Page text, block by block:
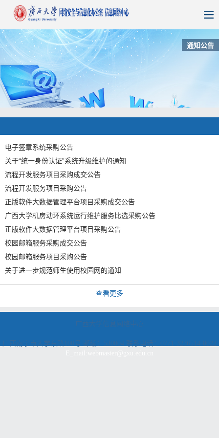
通知公告
电子签章系统采购公告
关于“统一身份认证”系统升级维护的通知
流程开发服务项目采购成交公告
流程开发服务项目采购公告
正版软件大数据管理平台项目采购成交公告
广西大学机房动环系统运行维护服务比选采购公告
正版软件大数据管理平台项目采购公告
校园邮箱服务采购成交公告
校园邮箱服务项目采购公告
关于进一步规范师生使用校园网的通知
查看更多
广西大学信息网络中心
广西南宁市大学东路100号 邮编：530004 联系电话：0771-3236514-8022